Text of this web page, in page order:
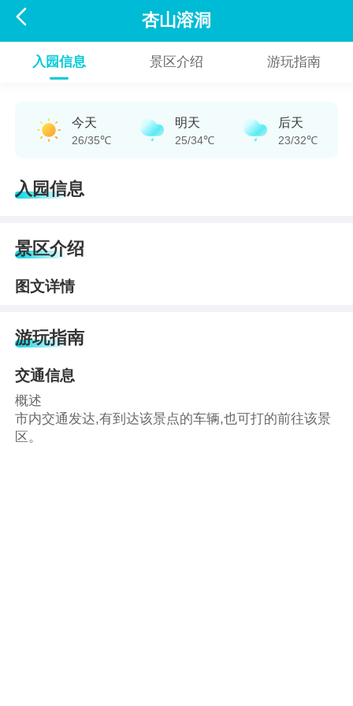
 杏山溶洞
入园信息 景区介绍 游玩指南
今天
26/35℃
明天
25/34℃
后天
23/32℃
入园信息
景区介绍
图文详情
游玩指南
交通信息
概述
市内交通发达,有到达该景点的车辆,也可打的前往该景
区。